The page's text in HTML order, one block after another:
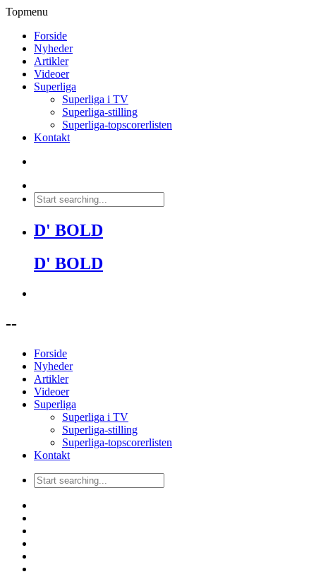
Topmenu
Forside
Nyheder
Artikler
Videoer
Superliga
Superliga i TV
Superliga-stilling
Superliga-topscorerlisten
Kontakt
D' BOLD
D' BOLD
--
Forside
Nyheder
Artikler
Videoer
Superliga
Superliga i TV
Superliga-stilling
Superliga-topscorerlisten
Kontakt